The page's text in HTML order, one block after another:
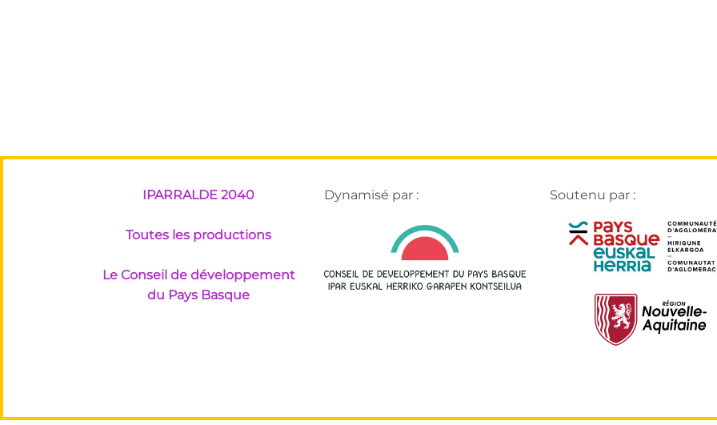
IPARRALDE 2040
Toutes les productions
Le Conseil de développement
du Pays Basque
Dynamisé par : Soutenu par :